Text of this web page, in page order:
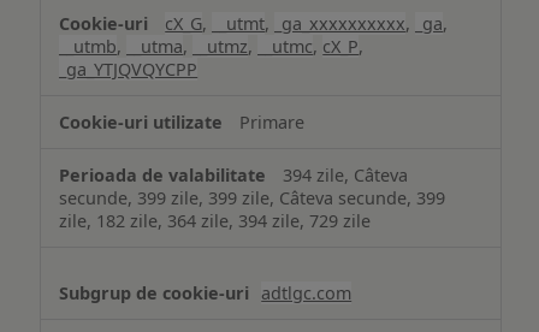
cX_G, __utmt, _ga_xxxxxxxxxx, _ga,
__utmb, __utma, __utmz, __utmc, cX_P,
_ga_YTJQVQYCPP
Primare
394 zile, Câteva
secunde, 399 zile, 399 zile, Câteva secunde, 399
zile, 182 zile, 364 zile, 394 zile, 729 zile
adtlgc.com